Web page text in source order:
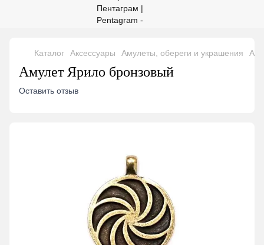
Каталог Аксессуары Амулеты, обереги и украшения
Амулет Ярило бронзовый
Оставить отзыв